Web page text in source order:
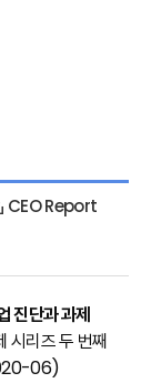
CEO Report
진단과 과제
시리즈 두 번째
06)